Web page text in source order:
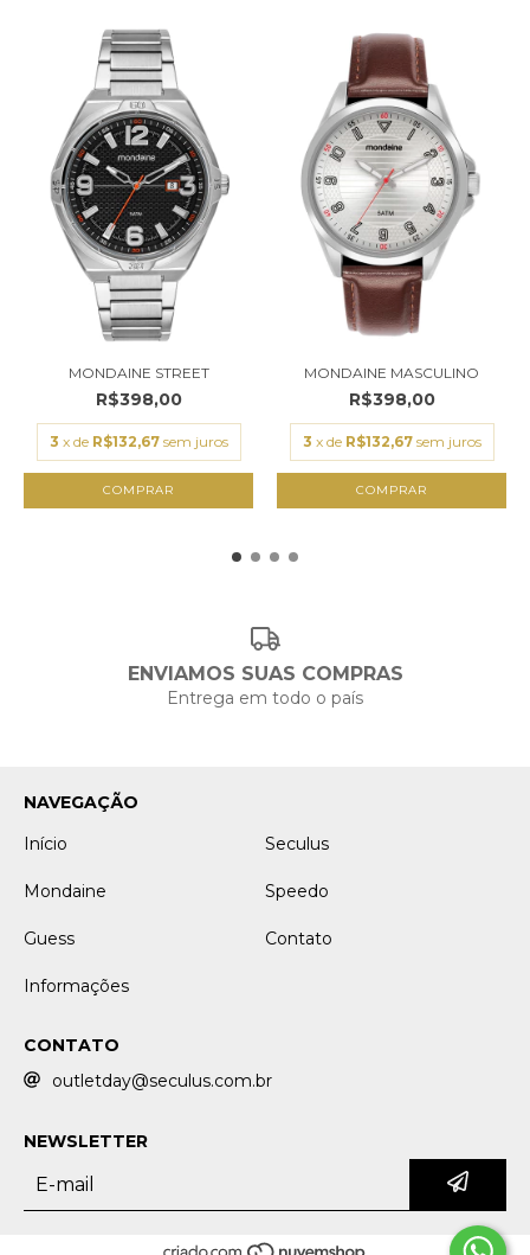
MONDAINE STREET
R$398,00
3 x de R$132,67 sem juros
MONDAINE MASCULINO
R$398,00
3 x de R$132,67 sem juros
ENVIAMOS SUAS COMPRAS
Entrega em todo o país
NAVEGAÇÃO
Início
Seculus
Mondaine Speedo
Guess Contato
Informações
CONTATO
outletday@seculus.com.br
NEWSLETTER